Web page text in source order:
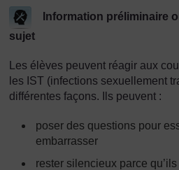
Information préliminaire
sujet
Les élèves peuvent réagir aux
les IST (infections sexuellement
différentes façons. Ils peuvent :
poser des questions pour
embarrasser
rester silencieux parce